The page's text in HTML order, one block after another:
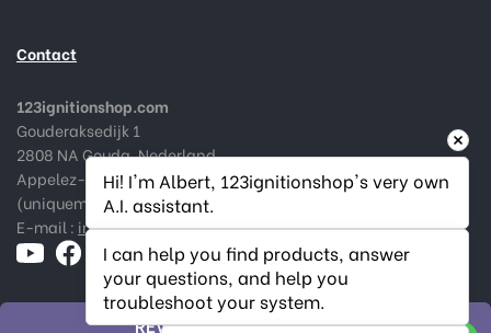
Contact
123ignitionshop.com
Gouderaksedijk 1
2808 NA Gouda, Nederland
Appelez-nous au :+31182 787974
(uniquement en Néerlandais et Anglais)
E-mail : info@123ignitionshop.com
RÉVOQUER LA COMMANDE
Hi! I'm Albert, 123ignitionshop's very own
A.I. assistant.
I can help you find products, answer
your questions, and help you
troubleshoot your system.